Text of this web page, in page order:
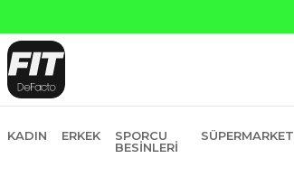
KADIN ERKEK
SPORCU
BESINLERI
SÜPERMARKET